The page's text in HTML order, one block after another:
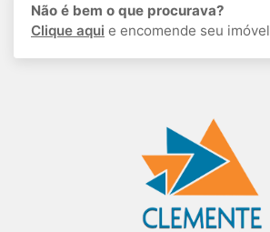
Não é bem o que procurava?
Clique aqui e encomende seu imóvel